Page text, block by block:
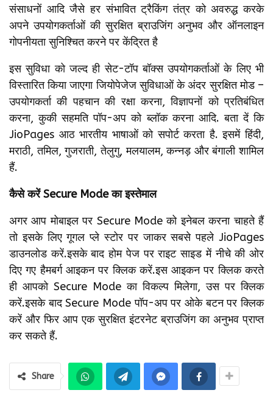
संसाधनों आदि जैसे हर संभावित ट्रैकिंग तंत्र को अवरुद्ध करके
अपने उपयोगकर्ताओं की सुरक्षित ब्राउजिंग अनुभव और ऑनलाइन
गोपनीयता सुनिश्चित करने पर केंद्रित है
इस सुविधा को जल्द ही सेट-टॉप बॉक्स उपयोगकर्ताओं के लिए भी
विस्तारित किया जाएगा जियोपेजेज सुविधाओं के अंदर सुरक्षित मोड –
उपयोगकर्ता की पहचान की रक्षा करना, विज्ञापनों को प्रतिबंधित
करना, कुकी सहमति पॉप-अप को ब्लॉक करना आदि. बता दें कि
JioPages आठ भारतीय भाषाओं को सपोर्ट करता है. इसमें हिंदी,
मराठी, तमिल, गुजराती, तेलुगु, मलयालम, कन्नड़ और बंगाली शामिल
हैं.
कैसे करें Secure Mode का इस्तेमाल
अगर आप मोबाइल पर Secure Mode को इनेबल करना चाहते हैं
तो इसके लिए गूगल प्ले स्टोर पर जाकर सबसे पहले JioPages
डाउनलोड करें.इसके बाद होम पेज पर राइट साइड में नीचे की ओर
दिए गए हैमबर्ग आइकन पर क्लिक करें.इस आइकन पर क्लिक करते
ही आपको Secure Mode का विकल्प मिलेगा, उस पर क्लिक
करें.इसके बाद Secure Mode पॉप-अप पर ओके बटन पर क्लिक
करें और फिर आप एक सुरक्षित इंटरनेट ब्राउजिंग का अनुभव प्राप्त
कर सकते हैं.
Share